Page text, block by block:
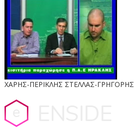
ΧΑΡΗΣ-ΠΕΡΙΚΛΗΣ ΣΤΕΛΛΑΣ-ΓΡΗΓΟΡΗΣ